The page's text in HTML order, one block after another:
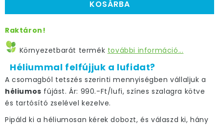
KOSÁRBA
Raktáron!
Környezetbarát termék további információ...
Héliummal felfújjuk a lufidat?
A csomagból tetszés szerinti mennyiségben vállaljuk a
héliumos fújást. Ár: 990.-Ft/lufi, színes szalagra kötve
és tartósító zselével kezelve.
Pipáld ki a héliumosan kérek dobozt, és válaszd ki, hány